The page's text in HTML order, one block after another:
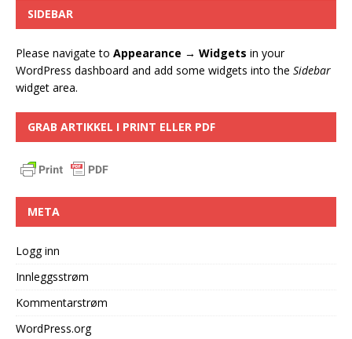
SIDEBAR
Please navigate to Appearance → Widgets in your
WordPress dashboard and add some widgets into the Sidebar
widget area.
GRAB ARTIKKEL I PRINT ELLER PDF
META
Logg inn
Innleggsstrøm
Kommentarstrøm
WordPress.org